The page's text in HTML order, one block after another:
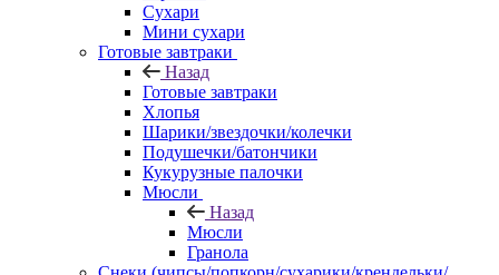
Сухари
Мини сухари
Готовые завтраки
Назад
Готовые завтраки
Хлопья
Шарики/звездочки/колечки
Подушечки/батончики
Кукурузные палочки
Мюсли
Назад
Мюсли
Гранола